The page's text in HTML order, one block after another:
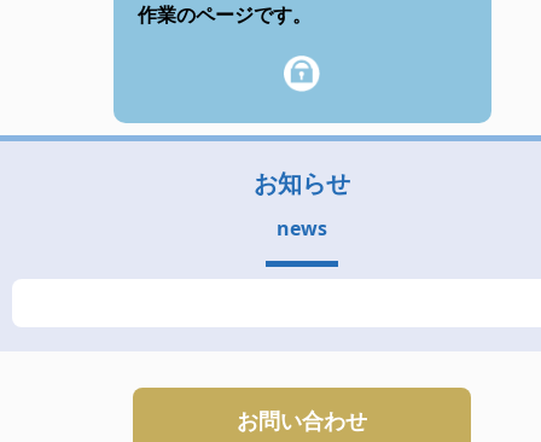
作業のページです。
お知らせ
news
お問い合わせ